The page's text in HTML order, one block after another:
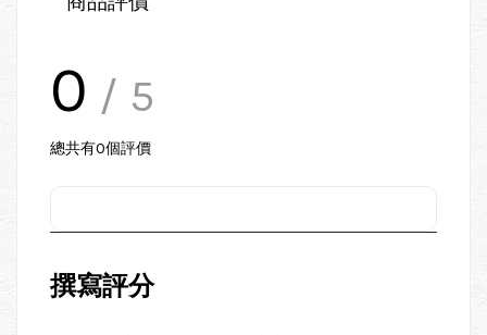
0 / 5
總共有0個評價
撰寫評分